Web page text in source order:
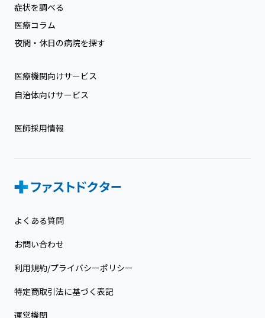
症状を調べる
医療コラム
夜間・休日の病院を探す
医療機関向けサービス
自治体向けサービス
医師採用情報
よくある質問
お問い合わせ
利用規約/プライバシーポリシー
特定商取引法に基づく表記
運営機関